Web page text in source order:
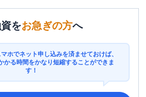
をお急ぎの方へ
ホでネット申し込みを済ませておけば、
かる時間をかなり短縮することができま
す！